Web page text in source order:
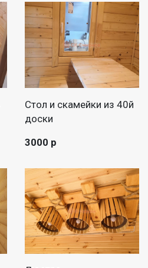
Стол и скамейки из 40й
доски
3000 р